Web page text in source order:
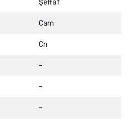
Şeffaf
Cam
Cn
-
-
-